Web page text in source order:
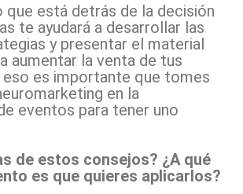
que está detrás de la decisión
te ayudará a desarrollar las
y presentar el material
aumentar la venta de tus
eso es importante que tomes
en la
eventos para tener uno
de estos consejos? ¿A qué
es que quieres aplicarlos?